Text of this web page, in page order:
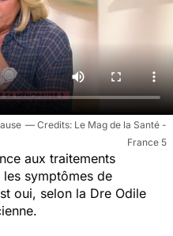
Le Mag de la Santé -
France 5
aux traitements
symptômes de
oui, selon la Dre Odile